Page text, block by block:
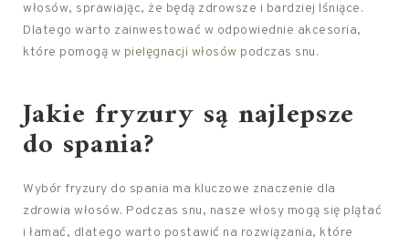
włosów, sprawiając, że będą zdrowsze i bardziej lśniące.
Dlatego warto zainwestować w odpowiednie akcesoria,
które pomogą w pielęgnacji włosów podczas snu.
Jakie fryzury są najlepsze
do spania?
Wybór fryzury do spania ma kluczowe znaczenie dla
zdrowia włosów. Podczas snu, nasze włosy mogą się plątać
i łamać, dlatego warto postawić na rozwiązania, które